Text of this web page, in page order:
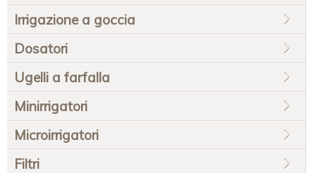
Irrigazione a goccia
Dosatori
Ugelli a farfalla
Minirrigatori
Microirrigatori
Filtri